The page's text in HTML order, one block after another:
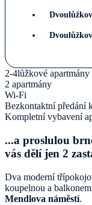
2-4lůžkové apartmány
2 apartmány
Wi-Fi
Bezkontaktní předání
Kompletní vybavení
...a proslulou
vás dělí jen 2
Dva moderní
koupelnou a
Mendlova náměstí.